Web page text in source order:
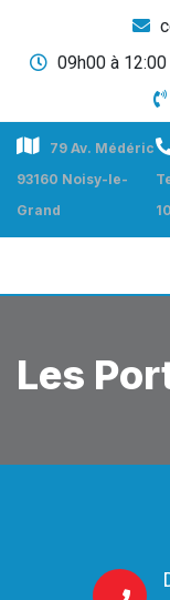
09h00 à
79 Av. Médéric
93160 Noisy-le-
Grand
Les